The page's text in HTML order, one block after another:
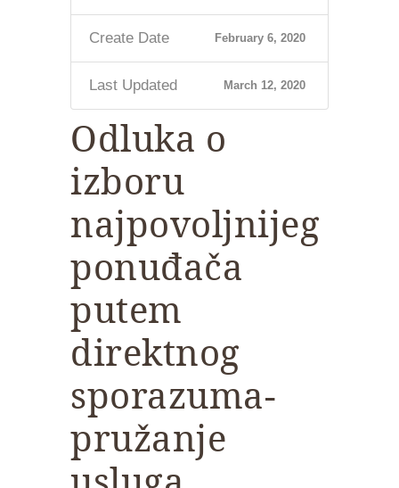
Create Date February 6, 2020
Last Updated March 12, 2020
Odluka o
izboru
najpovoljnijeg
ponuđača
putem
direktnog
sporazuma-
pružanje